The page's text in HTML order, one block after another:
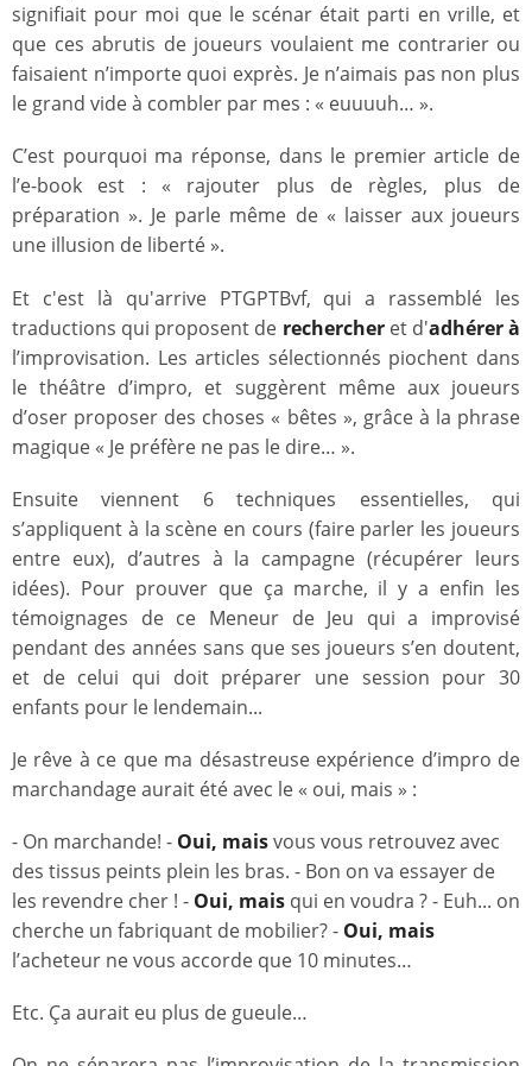
signifiait pour moi que le scénar était parti en vrille, et
que ces abrutis de joueurs voulaient me contrarier ou
faisaient n’importe quoi exprès. Je n’aimais pas non plus
le grand vide à combler par mes : « euuuuh… ».
C’est pourquoi ma réponse, dans le premier article de
l’e-book est : « rajouter plus de règles, plus de
préparation ». Je parle même de « laisser aux joueurs
une illusion de liberté ».
Et c'est là qu'arrive PTGPTBvf, qui a rassemblé les
traductions qui proposent de rechercher et d'adhérer à
l’improvisation. Les articles sélectionnés piochent dans
le théâtre d’impro, et suggèrent même aux joueurs
d’oser proposer des choses « bêtes », grâce à la phrase
magique « Je préfère ne pas le dire… ».
Ensuite viennent 6 techniques essentielles, qui
s’appliquent à la scène en cours (faire parler les joueurs
entre eux), d’autres à la campagne (récupérer leurs
idées). Pour prouver que ça marche, il y a enfin les
témoignages de ce Meneur de Jeu qui a improvisé
pendant des années sans que ses joueurs s’en doutent,
et de celui qui doit préparer une session pour 30
enfants pour le lendemain...
Je rêve à ce que ma désastreuse expérience d’impro de
marchandage aurait été avec le « oui, mais » :
- On marchande! - Oui, maisvous vous retrouvez avec
des tissus peints plein les bras. - Bon on va essayer de
les revendre cher ! - Oui, mais qui en voudra ? - Euh... on
cherche un fabriquant de mobilier? - Oui, mais
l’acheteur ne vous accorde que 10 minutes…
Etc. Ça aurait eu plus de gueule…